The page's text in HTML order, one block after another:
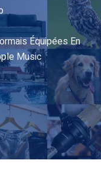
Équipées En
Music